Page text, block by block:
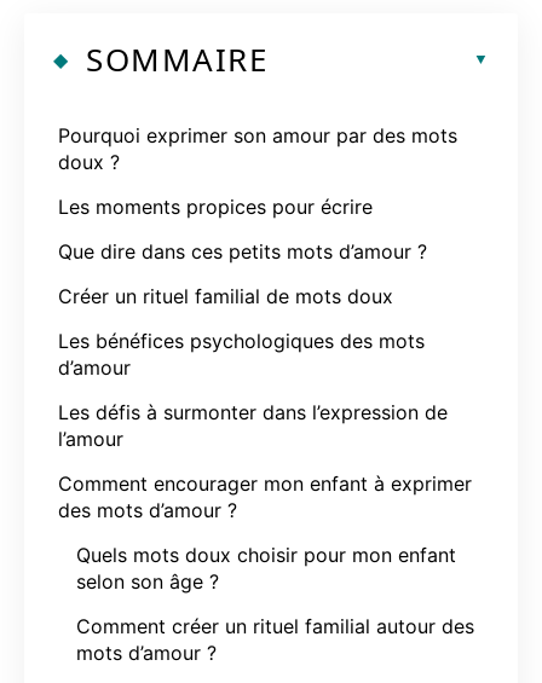
SOMMAIRE
Pourquoi exprimer son amour par des mots
doux ?
Les moments propices pour écrire
Que dire dans ces petits mots d’amour ?
Créer un rituel familial de mots doux
Les bénéfices psychologiques des mots
d’amour
Les défis à surmonter dans l’expression de
l’amour
Comment encourager mon enfant à exprimer
des mots d’amour ?
Quels mots doux choisir pour mon enfant
selon son âge ?
Comment créer un rituel familial autour des
mots d’amour ?